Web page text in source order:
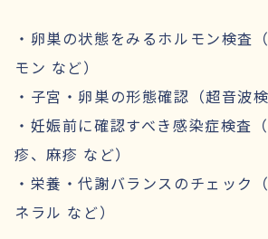
・卵巣の状態をみるホルモン検査
モン など）
・子宮・卵巣の形態確認（超音波検
・妊娠前に確認すべき感染症検査
疹、麻疹 など）
・栄養・代謝バランスのチェック
ネラル など）